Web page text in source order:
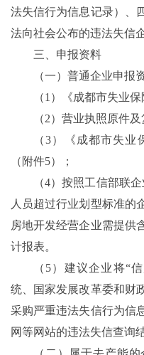
法失信行为信息记录）、
法向社会公布的违法失信企
三、申报资料
（一）普通企业申报
（1）《成都市失业
（2）营业执照原件
（3）《成都市失业
（附件5）；
（4）按照工信部联
人员超过行业划型标准的
房地开发经营企业需提供
计报表。
（5）建议企业将“
统、国家发展改革委和财
采购严重违法失信行为信
网等网站的违法失信查询